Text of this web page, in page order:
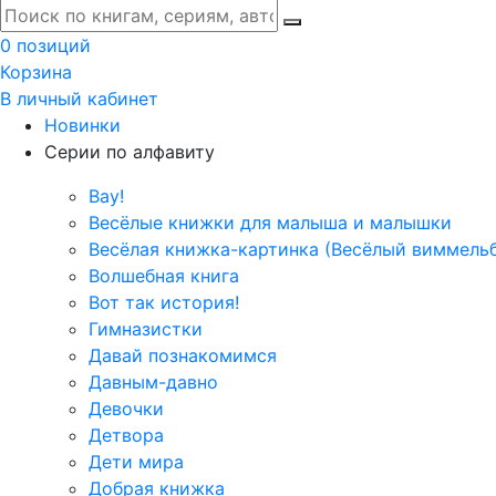
0 позиций
Корзина
В личный кабинет
Новинки
Серии по алфавиту
Вау!
Весёлые книжки для малыша и малышки
Весёлая книжка-картинка (Весёлый
Волшебная книга
Вот так история!
Гимназистки
Давай познакомимся
Давным-давно
Девочки
Детвора
Дети мира
Добрая книжка